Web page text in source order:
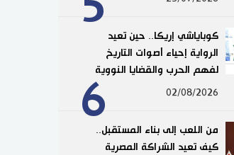
6
كوباياشي إريكا.. حين تعيد
الرواية إحياء أصوات التاريخ
لفهم الحرب والقضايا النووية
02/08/2026
من اللعب إلى بناء المستقبل..
كيف تعيد الشراكة المصرية